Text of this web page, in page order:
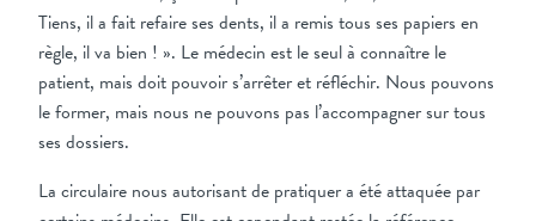
Tiens, il a fait refaire ses dents, il a remis tous ses papiers en
règle, il va bien ! ». Le médecin est le seul à connaître le
patient, mais doit pouvoir s’arrêter et réfléchir. Nous pouvons
le former, mais nous ne pouvons pas l’accompagner sur tous
ses dossiers.
La circulaire nous autorisant de pratiquer a été attaquée par